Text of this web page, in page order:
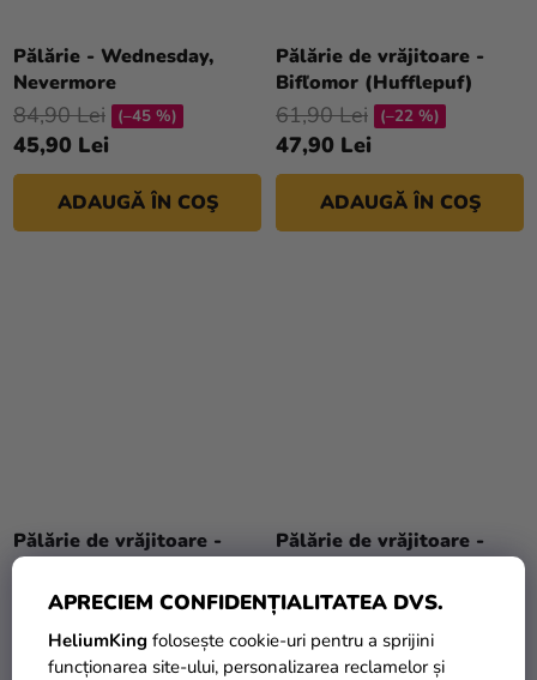
APRECIEM CONFIDENȚIALITATEA DVS.
HeliumKing folosește cookie-uri pentru a sprijini
funcționarea site-ului, personalizarea reclamelor și
Pălărie - Wednesday,
Nevermore
45,90 Lei
84,90 Lei (–45 %)
ADAUGĂ ÎN COŞ
Pălărie de vrăjitoare -
Bifľomor (Hufflepuf)
47,90 Lei
61,90 Lei (–22 %)
ADAUGĂ ÎN COŞ
Pălărie de vrăjitoare -
Chrabromil (Gryffindor)
69,90 Lei
Pălărie de vrăjitoare -
69,90 Lei